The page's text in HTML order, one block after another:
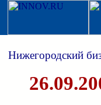
Нижегородский